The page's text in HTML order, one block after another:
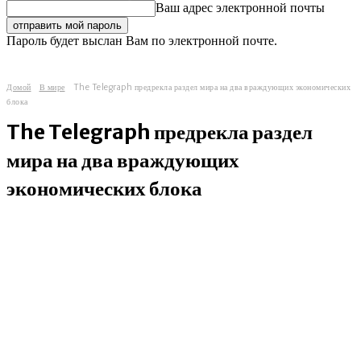
Ваш адрес электронной почты
Пароль будет выслан Вам по электронной почте.
Домой В мире
The Telegraph предрекла раздел мира на два враждующих экономических
блока
The Telegraph предрекла раздел
мира на два враждующих
экономических блока